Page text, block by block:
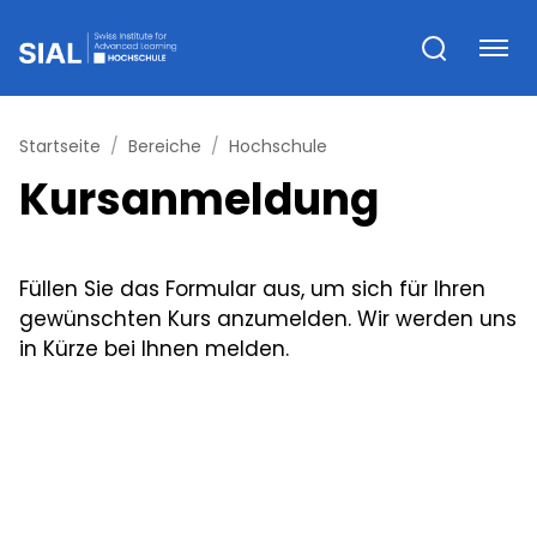
Startseite Bereiche Hochschule
Kursanmeldung
Füllen Sie das Formular aus, um sich für Ihren
gewünschten Kurs anzumelden. Wir werden uns
in Kürze bei Ihnen melden.